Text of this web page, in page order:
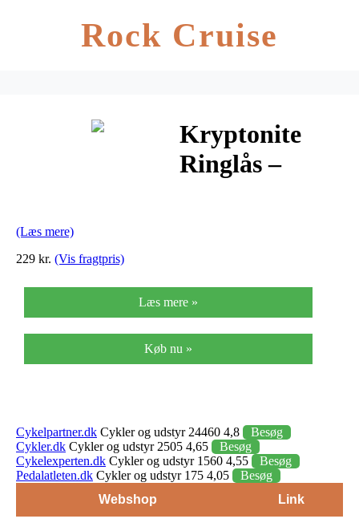
Rock Cruise
Kryptonite
Ringlås –
(Læs mere)
229 kr. (Vis fragtpris)
Læs mere »
Køb nu »
Cykelpartner.dk Cykler og udstyr 24460 4,8
Besøg
Cykler.dk Cykler og udstyr 2505 4,65
Besøg
Cykelexperten.dk Cykler og udstyr 1560 4,55
Besøg
Pedalatleten.dk Cykler og udstyr 175 4,05
Besøg
Webshop
Link